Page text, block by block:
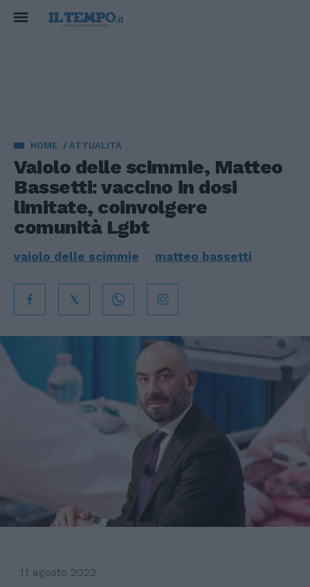
HOME ATTUALITÀ
Vaiolo delle scimmie, Matteo
Bassetti: vaccino in dosi
limitate, coinvolgere
comunità Lgbt
vaiolo delle scimmie matteo bassetti
11 agosto 2022